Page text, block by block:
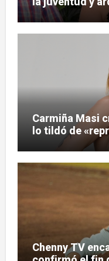
Carmiña Masi
lo tildó de
Chenny TV